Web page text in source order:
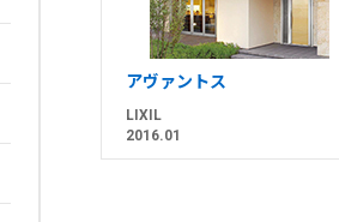
アヴァントス
LIXIL
2016.01